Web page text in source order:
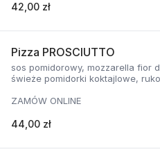
42,00 zł
Pizza PROSCIUTTO
sos pomidorowy, mozzarella fior
świeże pomidorki koktajlowe,
ZAMÓW ONLINE
44,00 zł